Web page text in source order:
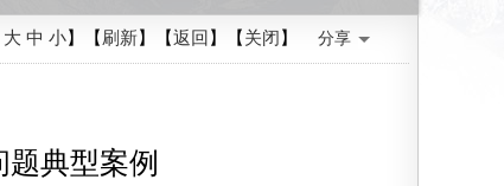
大 中 小】【刷新】【返回 】【关闭 】 分享
典型案例